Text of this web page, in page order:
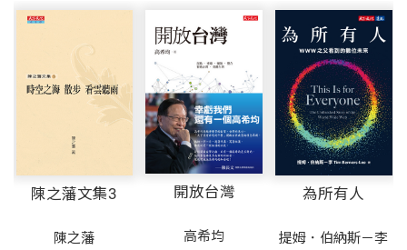
陳之藩文集3
陳之藩
開放台灣
高希均
為所有人
提姆．伯納斯－李